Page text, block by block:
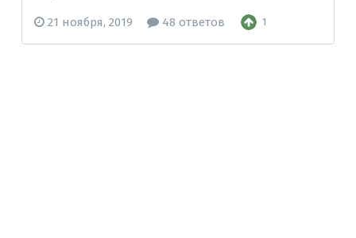
21 ноября, 2019 48 ответов 1